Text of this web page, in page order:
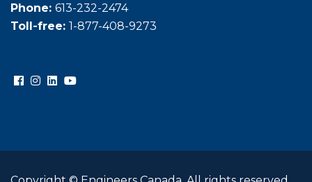
Phone: 613-232-2474
Toll-free: 1-877-408-9273